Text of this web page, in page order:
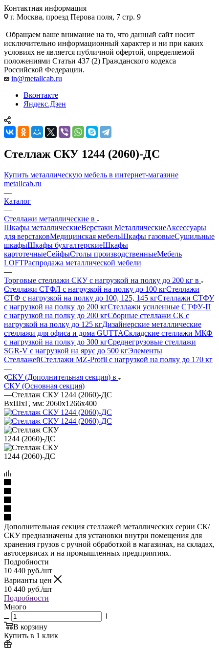
Контактная информация
г. Москва, проезд Перова поля, 7 стр. 9
Обращаем ваше внимание на то, что данный сайт носит
исключительно информационный характер и ни при каких
условиях не является публичной офертой, определяемой
положениями Статьи 437 (2) Гражданского кодекса
Российской Федерации.
in@metallcab.ru
Вконтакте
Яндекс.Дзен
Стеллаж СКУ 1244 (2060)-ДС
Купить металлическую мебель в интернет-магазине
metallcab.ru
—
Каталог
—
Стеллажи металлические в
Шкафы металлическиеВерстаки МеталлическиеАксессуары
для верстаковМедицинская мебельШкафы газовыеСушильные
шкафыШкафы бухгалтерскиеШкафы
картотечныеСейфыСтолы производственныеМебель
LOFTРаспродажа металлической мебели
—
Торговые стеллажи СКУ с нагрузкой на полку до 200 кг в
Стеллажи СТФЛ с нагрузкой на полку до 100 кгСтеллажи
СТФ с нагрузкой на полку до 100, 125, 145 кгСтеллажи СТФУ
с нагрузкой на полку до 200 кгСтеллажи усиленные СТФУ-П
с нагрузкой на полку до 200 кгСборные стеллажи СК с
нагрузкой на полку до 125 кгДизайнерские металлические
стеллажи для офиса и дома GUTTAСкладские стеллажи МКФ
с нагрузкой на полку до 300 кгСреднегрузовые стеллажи
SGR-V с нагрузкой на ярус до 500 кгЭлементы
СтеллажейСтеллажи MZ-Profil с нагрузкой на полку до 170 кг
—
СКУ (Дополнительная секция) в
СКУ (Основная секция)
—Стеллаж СКУ 1244 (2060)-ДС
ВхШхГ, мм: 2060x1266x400
Дополнительная секция стеллажей металлических серии СК/
СКУ предназначены для установки внутри помещения для
хранения грузов с ручной обработкой в магазинах, на складах,
автосервисах и на промышленных предприятиях.
Подробности
10 440 руб./шт
Варианты цен
10 440 руб./шт
Подробности
Много
В корзину
Купить в 1 клик